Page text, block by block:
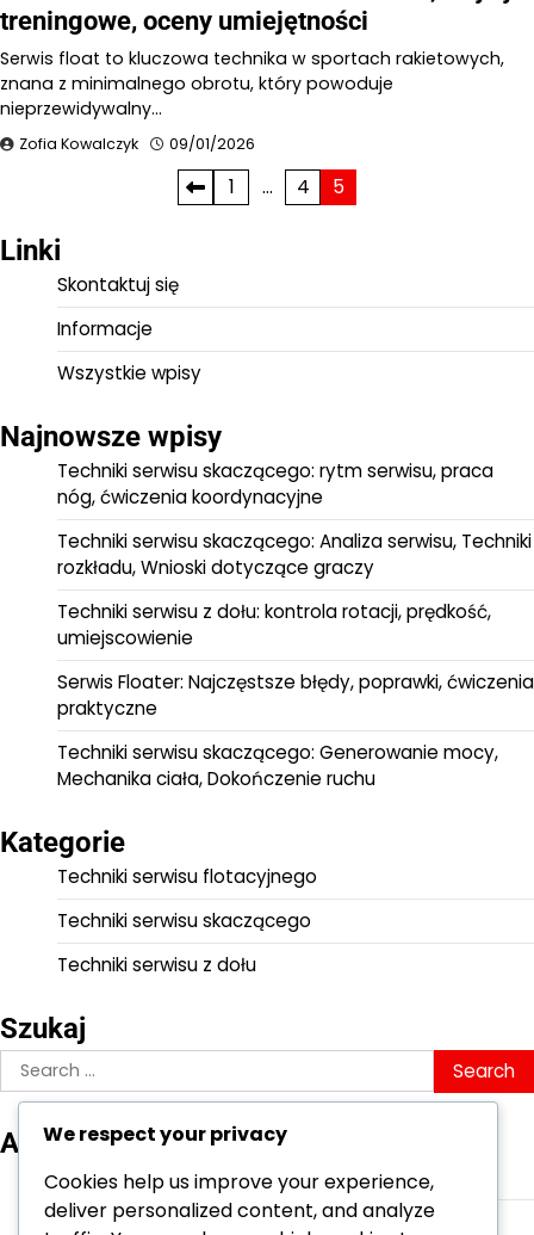
treningowe, oceny umiejętności
Serwis float to kluczowa technika w sportach rakietowych,
znana z minimalnego obrotu, który powoduje
nieprzewidywalny…
Zofia Kowalczyk 09/01/2026
pagination
1 … 4 5
Linki
Skontaktuj się
Informacje
Wszystkie wpisy
Najnowsze wpisy
Techniki serwisu skaczącego: rytm serwisu, praca
nóg, ćwiczenia koordynacyjne
Techniki serwisu skaczącego: Analiza serwisu, Techniki
rozkładu, Wnioski dotyczące graczy
Techniki serwisu z dołu: kontrola rotacji, prędkość,
umiejscowienie
Serwis Floater: Najczęstsze błędy, poprawki, ćwiczenia
praktyczne
Techniki serwisu skaczącego: Generowanie mocy,
Mechanika ciała, Dokończenie ruchu
Kategorie
Techniki serwisu flotacyjnego
Techniki serwisu skaczącego
Techniki serwisu z dołu
Szukaj
Search
for:
Archiwum
February 2026
January 2026
We respect your privacy
Cookies help us improve your experience,
deliver personalized content, and analyze